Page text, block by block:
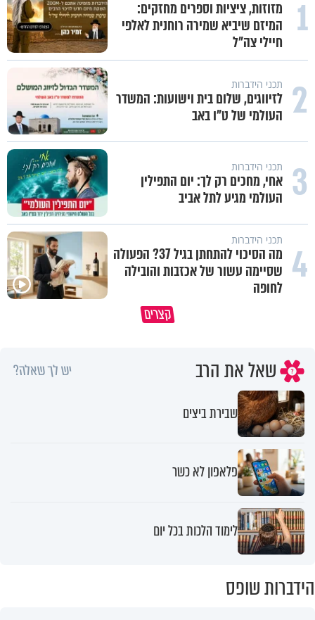
1
מזוזות, ציציות וספרים מחזקים:
המיזם שיביא שמירה רוחנית לאלפי
חיילי צה"ל
2 תכני הידברות
לזיווגים, שלום בית וישועות: המשדר
העולמי של ט"ו באב
3 תכני הידברות
אחי, מחכים רק לך: יום התפילין
העולמי מגיע לתל אביב
4 תכני הידברות
מה הסיכוי להתחתן בגיל 37? הפעולה
שסיימה עשור של אכזבות והובילה
לחופה
קצרים
איך לשלוט בסיטואציה בצורה נכונה?
אין צורך להיות גדול כדי
שאל את הרב יש לך שאלה?
שבירת ביצים
פלאפון לא כשר
לימוד הלכות בכל יום
הידברות שופס